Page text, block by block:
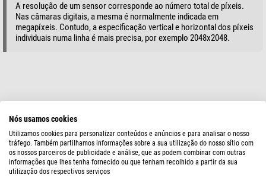
A resolução de um sensor corresponde ao número total de píxeis.
Nas câmaras digitais, a mesma é normalmente indicada em
megapíxeis. Contudo, a especificação vertical e horizontal dos píxeis
individuais numa linha é mais precisa, por exemplo 2048x2048.
Nós usamos cookies
Utilizamos cookies para personalizar conteúdos e anúncios e para analisar o nosso
tráfego. Também partilhamos informações sobre a sua utilização do nosso sítio com
os nossos parceiros de publicidade e análise, que as podem combinar com outras
informações que lhes tenha fornecido ou que tenham recolhido a partir da sua
utilização dos respectivos serviços